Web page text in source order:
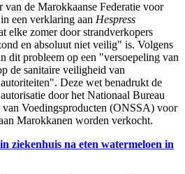
de Marokkaanse Federatie voor
een verklaring aan Hespress
elke zomer door strandverkopers
en absoluut niet veilig" is. Volgens
dit probleem op een "versoepeling van
de sanitaire veiligheid van
Deze wet benadrukt de
door het Nationaal Bureau
Voedingsproducten (ONSSA) voor
Marokkanen worden verkocht.
ziekenhuis na eten watermeloen in